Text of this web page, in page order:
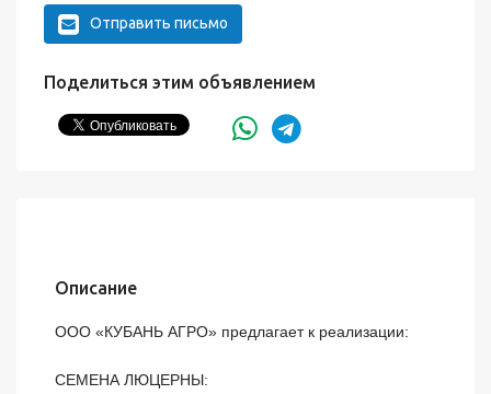
Отправить письмо
Поделиться этим объявлением
Описание
ООО «КУБАНЬ АГРО» предлагает к реализации:
СЕМЕНА ЛЮЦЕРНЫ: